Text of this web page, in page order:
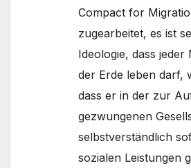
Compact for
zugearbeitet, es ist
Ideologie, dass jeder
der Erde leben darf,
dass er in der zur
gezwungenen
selbstverständlich
sozialen Leistungen